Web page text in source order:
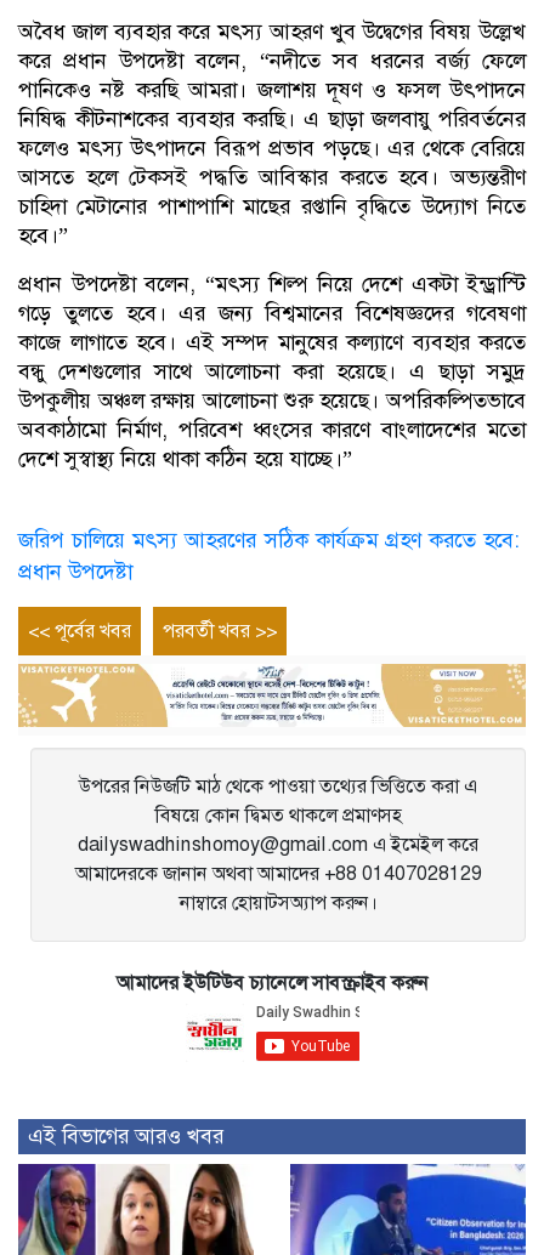
অবৈধ জাল ব্যবহার করে মৎস্য আহরণ খুব উদ্বেগের বিষয় উল্লেখ
করে প্রধান উপদেষ্টা বলেন, “নদীতে সব ধরনের বর্জ্য ফেলে
পানিকেও নষ্ট করছি আমরা। জলাশয় দূষণ ও ফসল উৎপাদনে
নিষিদ্ধ কীটনাশকের ব্যবহার করছি। এ ছাড়া জলবায়ু পরিবর্তনের
ফলেও মৎস্য উৎপাদনে বিরূপ প্রভাব পড়ছে। এর থেকে বেরিয়ে
আসতে হলে টেকসই পদ্ধতি আবিস্কার করতে হবে। অভ্যন্তরীণ
চাহিদা মেটানোর পাশাপাশি মাছের রপ্তানি বৃদ্ধিতে উদ্যোগ নিতে
হবে।”
প্রধান উপদেষ্টা বলেন, “মৎস্য শিল্প নিয়ে দেশে একটা ইন্ড্রাস্টি
গড়ে তুলতে হবে। এর জন্য বিশ্বমানের বিশেষজ্ঞদের গবেষণা
কাজে লাগাতে হবে। এই সম্পদ মানুষের কল্যাণে ব্যবহার করতে
বন্ধু দেশগুলোর সাথে আলোচনা করা হয়েছে। এ ছাড়া সমুদ্র
উপকুলীয় অঞ্চল রক্ষায় আলোচনা শুরু হয়েছে। অপরিকল্পিতভাবে
অবকাঠামো নির্মাণ, পরিবেশ ধ্বংসের কারণে বাংলাদেশের মতো
দেশে সুস্বাস্থ্য নিয়ে থাকা কঠিন হয়ে যাচ্ছে।”
জরিপ চালিয়ে মৎস্য আহরণের সঠিক কার্যক্রম গ্রহণ করতে হবে:
প্রধান উপদেষ্টা
Post
navigation
<< পূর্বের খবর
Previous
entry
পরবর্তী খবর >>
উপরের নিউজটি মাঠ থেকে পাওয়া তথ্যের ভিত্তিতে করা এ
বিষয়ে কোন দ্বিমত থাকলে প্রমাণসহ
dailyswadhinshomoy@gmail.com এ ইমেইল করে
আমাদেরকে জানান অথবা আমাদের +88 01407028129
নাম্বারে হোয়াটসঅ্যাপ করুন।
আমাদের ইউটিউব চ্যানেলে সাবস্ক্রাইব করুন
এই বিভাগের আরও খবর